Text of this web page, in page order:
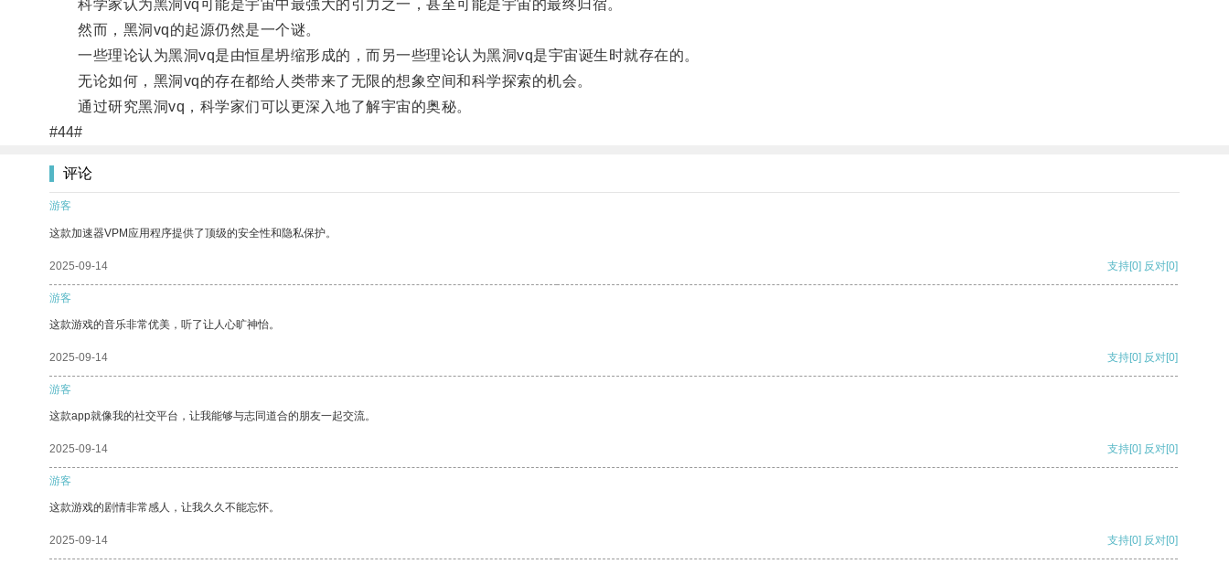
科学家认为黑洞vq可能是宇宙中最强大的引力之一，甚至可能是宇宙的最终归宿。
然而，黑洞vq的起源仍然是一个谜。
一些理论认为黑洞vq是由恒星坍缩形成的，而另一些理论认为黑洞vq是宇宙诞生时就存在的。
无论如何，黑洞vq的存在都给人类带来了无限的想象空间和科学探索的机会。
通过研究黑洞vq，科学家们可以更深入地了解宇宙的奥秘。
#44#
评论
游客
这款加速器VPM应用程序提供了顶级的安全性和隐私保护。
2025-09-14 支持[0] 反对[0]
游客
这款游戏的音乐非常优美，听了让人心旷神怡。
2025-09-14 支持[0] 反对[0]
游客
这款app就像我的社交平台，让我能够与志同道合的朋友一起交流。
2025-09-14 支持[0] 反对[0]
游客
这款游戏的剧情非常感人，让我久久不能忘怀。
2025-09-14 支持[0] 反对[0]